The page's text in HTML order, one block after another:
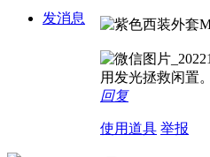
发消息
用发光拯救闲置。
回复
使用道具 举报